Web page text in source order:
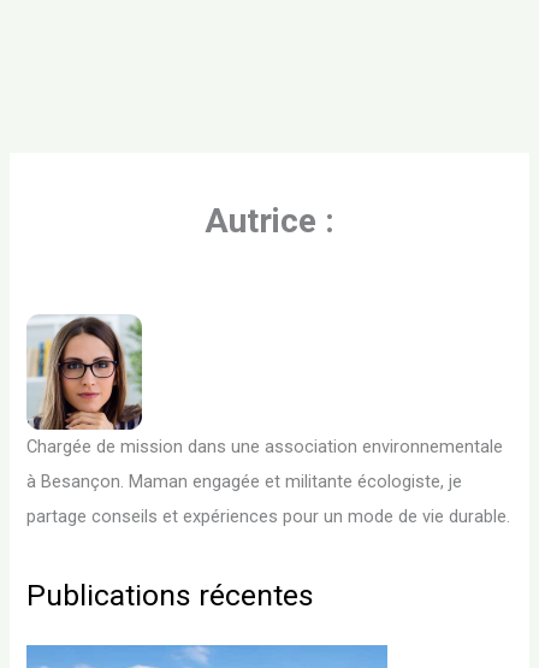
Autrice :
Chargée de mission dans une association environnementale
à Besançon. Maman engagée et militante écologiste, je
partage conseils et expériences pour un mode de vie durable.
Publications récentes